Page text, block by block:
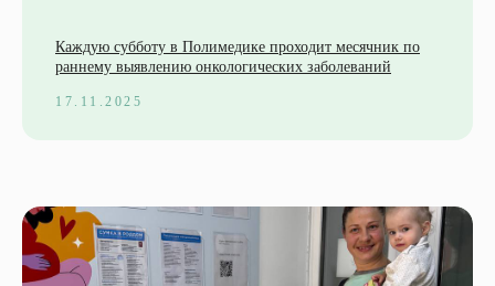
Каждую субботу в Полимедике проходит месячник по
раннему выявлению онкологических заболеваний
17.11.2025